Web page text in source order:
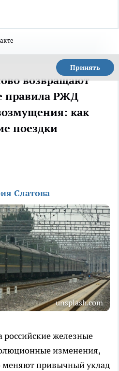
Принять
возвращают
правила РЖД
как
поездки
Слатова
unsplash.com
российские железные
изменения,
меняют привычный уклад